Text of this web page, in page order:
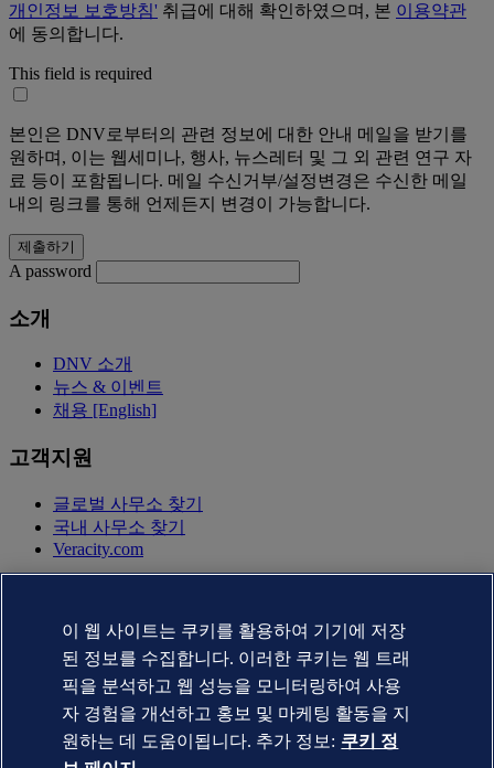
개인정보 보호방침' 취급에 대해 확인하였으며, 본 이용약관
에 동의합니다.
This field is required
본인은 DNV로부터의 관련 정보에 대한 안내 메일을 받기를
원하며, 이는 웹세미나, 행사, 뉴스레터 및 그 외 관련 연구 자
료 등이 포함됩니다. 메일 수신거부/설정변경은 수신한 메일
내의 링크를 통해 언제든지 변경이 가능합니다.
A password
소개
DNV 소개
뉴스 & 이벤트
채용 [English]
고객지원
글로벌 사무소 찾기
국내 사무소 찾기
Veracity.com
Copyright © DNV AS 2025
쿠키 정보 페이지
이 웹 사이트는 쿠키를 활용하여 기기에 저장
된 정보를 수집합니다. 이러한 쿠키는 웹 트래
픽을 분석하고 웹 성능을 모니터링하여 사용
자 경험을 개선하고 홍보 및 마케팅 활동을 지
원하는 데 도움이됩니다. 추가 정보: 쿠키 정